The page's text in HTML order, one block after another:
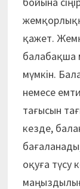
қажет.
балабақша
мүмкін.
немесе
тағысын
кезде,
оқуға түсу